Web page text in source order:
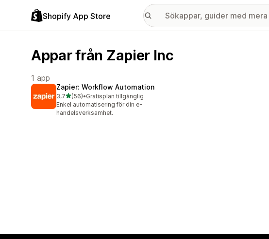
Shopify App Store
Appar från Zapier Inc
1 app
Zapier: Workflow Automation
3,7av 5 stjärnor
(56)
56 recensioner totalt
•Gratisplan tillgänglig
Enkel automatisering för din e-
handelsverksamhet.